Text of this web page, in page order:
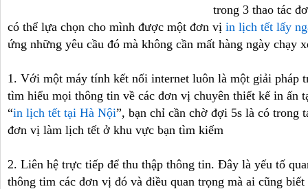
trong 3 thao tác
có thể lựa chọn cho mình được một đơn vị in lịch tết lấy
ứng những yêu cầu đó mà không cần mất hàng ngày chạy
1. Với một máy tính kết nối internet luôn là một giải pháp
tìm hiểu mọi thông tin về các đơn vị chuyên thiết kế in ấn
“in lịch tết tại Hà Nội”, bạn chỉ cần chờ đợi 5s là có trong
đơn vị làm lịch tết ở khu vực bạn tìm kiếm
2. Liên hệ trực tiếp để thu thập thông tin. Đây là yếu tố
thông tim các đơn vị đó và điều quan trọng mà ai cũng